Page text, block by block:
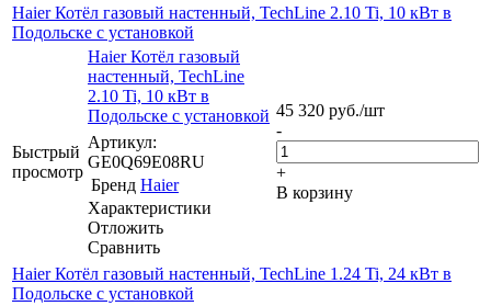
Haier Котёл газовый настенный, TechLine 2.10 Ti, 10 кВт в
Подольске с установкой
Быстрый
просмотр
Haier Котёл газовый
настенный, TechLine
2.10 Ti, 10 кВт в
Подольске с установкой
Артикул:
GE0Q69E08RU
Бренд Haier
Характеристики
Отложить
Сравнить
45 320 руб./шт
-
+
В корзину
Haier Котёл газовый настенный, TechLine 1.24 Ti, 24 кВт в
Подольске с установкой